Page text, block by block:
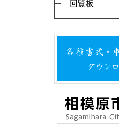
回覧板